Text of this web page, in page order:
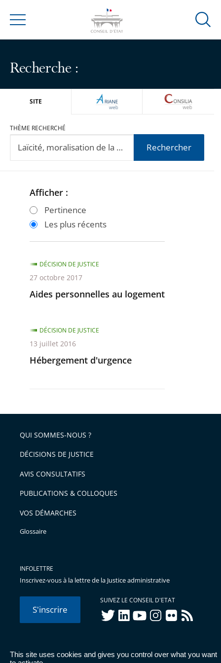
This site uses cookies and gives you control over what you want
Menu
Ouvrir
Recherche :
SITE ARIANEWEB
THÈME RECHERCHÉ
Rechercher
Passer
filtres
après
Passer
filtres
Afficher :
Pertinence
Les plus récents
Aides personnelles au logement
DÉCISION DE JUSTICE
27 octobre 2017
Hébergement d'urgence
DÉCISION DE JUSTICE
13 juillet 2016
QUI SOMMES-NOUS ?
DÉCISIONS DE JUSTICE
AVIS CONSULTATIFS
PUBLICATIONS & COLLOQUES
VOS DÉMARCHES
Glossaire
INFOLETTRE
Inscrivez-vous à la lettre de la Justice administrative
S'inscrire
SUIVEZ LE CONSEIL D'ETAT
twitterlinkedInyoutubeinstagram
flickr rss
© Conseil d'État 2026 - Mentions légales Données